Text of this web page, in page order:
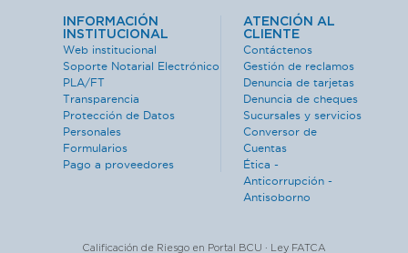
INFORMACIÓN
INSTITUCIONAL
Web institucional
Soporte Notarial Electrónico
PLA/FT
Transparencia
Protección de Datos
Personales
Formularios
Pago a proveedores
ATENCIÓN AL
CLIENTE
Contáctenos
Gestión de reclamos
Denuncia de tarjetas
Denuncia de cheques
Sucursales y servicios
Conversor de
Cuentas
Ética -
Anticorrupción -
Antisoborno
Calificación de Riesgo en Portal BCU · Ley FATCA